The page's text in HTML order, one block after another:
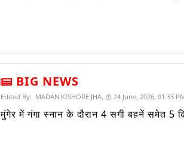
BIG NEWS
Edited By: MADAN KISHORE JHA, 24 June, 2026, 01:33
मुंगेर में गंगा स्नान के दौरान 4 सगी बहनें समेत 5